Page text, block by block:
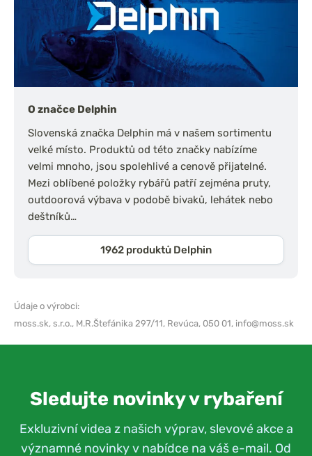
O značce Delphin
Slovenská značka Delphin má v našem sortimentu
velké místo. Produktů od této značky nabízíme
velmi mnoho, jsou spolehlivé a cenově přijatelné.
Mezi oblíbené položky rybářů patří zejména pruty,
outdoorová výbava v podobě bivaků, lehátek nebo
deštníků…
1962 produktů Delphin
Údaje o výrobci:
moss.sk, s.r.o., M.R.Štefánika 297/11, Revúca, 050 01, info@moss.sk
Sledujte novinky v rybaření
Exkluzivní videa z našich výprav, slevové akce a
významné novinky v nabídce na váš e-mail. Od